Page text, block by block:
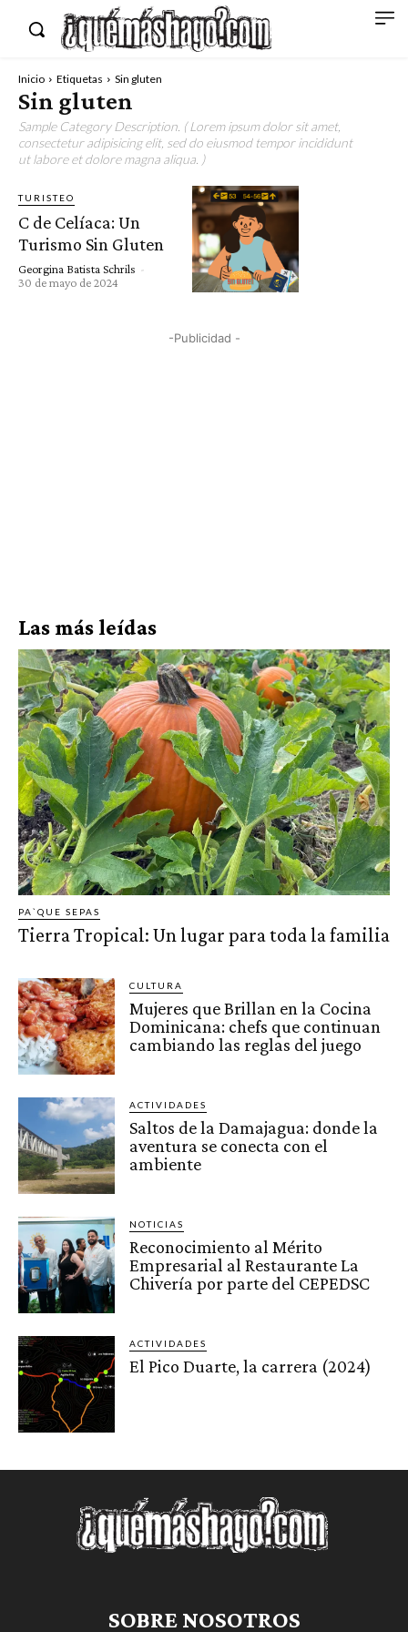
Inicio Etiquetas Sin gluten
Sin gluten
Sample Category Description. ( Lorem ipsum dolor sit amet,
consectetur adipisicing elit, sed do eiusmod tempor incididunt
ut labore et dolore magna aliqua. )
TURISTEO
C de Celíaca: Un
Turismo Sin Gluten
Georgina Batista Schrils -
30 de mayo de 2024
-Publicidad -
Las más leídas
PA`QUE SEPAS
Tierra Tropical: Un lugar para toda la familia
CULTURA
Mujeres que Brillan en la Cocina
Dominicana: chefs que continuan
cambiando las reglas del juego
ACTIVIDADES
Saltos de la Damajagua: donde la
aventura se conecta con el
ambiente
NOTICIAS
Reconocimiento al Mérito
Empresarial al Restaurante La
Chivería por parte del CEPEDSC
ACTIVIDADES
El Pico Duarte, la carrera (2024)
SOBRE NOSOTROS